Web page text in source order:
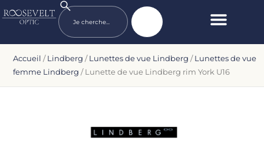
Accueil /Lindberg /Lunettes de vue Lindberg /Lunettes de vue
femme Lindberg / Lunette de vue Lindberg rim York U16